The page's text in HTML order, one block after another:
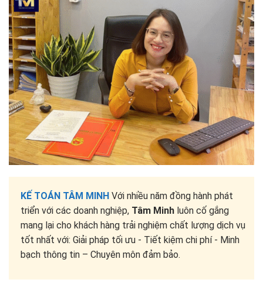
KẾ TOÁN TÂM MINHVới nhiều năm đồng hành phát
triển với các doanh nghiệp, Tâm Minhluôn cố gắng
mang lại cho khách hàng trải nghiệm chất lượng dịch vụ
tốt nhất với: Giải pháp tối ưu - Tiết kiệm chi phí - Minh
bạch thông tin – Chuyên môn đảm bảo.